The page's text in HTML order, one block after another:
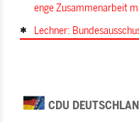
enge Zusammenarbeit
Lechner:
CDU